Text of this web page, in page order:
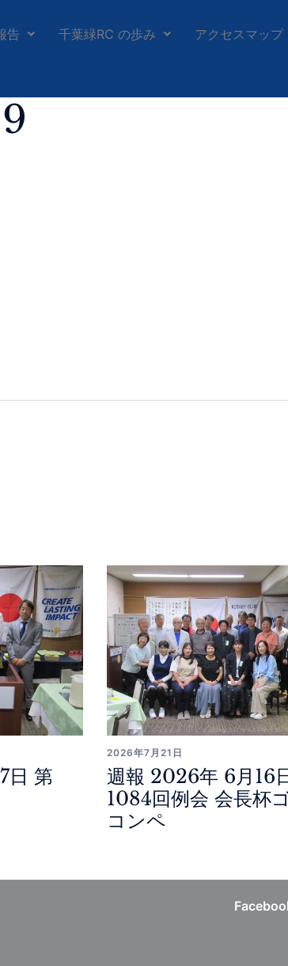
告 千葉緑RC の歩み アクセスマップ
日 第
2026年7月21日
週報 2026年 6月16
1084回例会 会長杯
コンペ